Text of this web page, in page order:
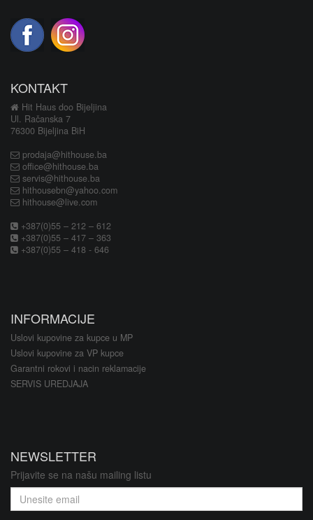
KONTAKT
Hit Haus doo Bijeljina
Ul. Račanska 7
76300 Bijeljina BiH
prodaja@hithouse.ba
office@hithouse.ba
servis@hithouse.ba
hithousebn@yahoo.com
hithouse@live.com
+387(0)55 – 212 – 612
+387(0)55 – 417 – 363
+387(0)55 – 418 - 646
INFORMACIJE
Uslovi kupovine za kupce u MP
Uslovi kupovine za VP kupce
Garantni rokovi i nacin reklamacije
SERVIS UREDJAJA
NEWSLETTER
Prijavite se na našu mailing listu